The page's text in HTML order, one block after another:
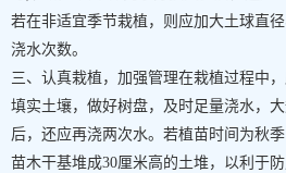
若在非适宜季节栽植，则应加大土球直
浇水次数。
三、认真栽植，加强管理在栽植过程中
填实土壤，做好树盘，及时足量浇水，
后，还应再浇两次水。若植苗时间为秋
苗木干基堆成30厘米高的土堆，以利于